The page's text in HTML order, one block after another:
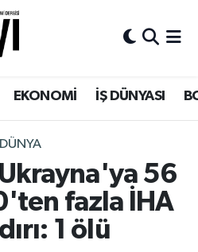
EKONOMİ İŞ DÜNYASI
DÜNYA
56
fazla İHA
1 ölü
ve Fikstür